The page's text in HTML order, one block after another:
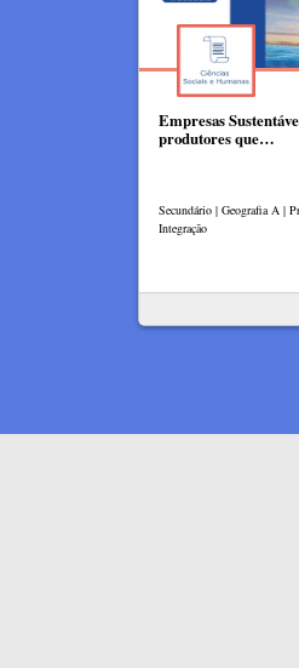
Empresas
produtores que…
Secundário | Geografia A |
Integração